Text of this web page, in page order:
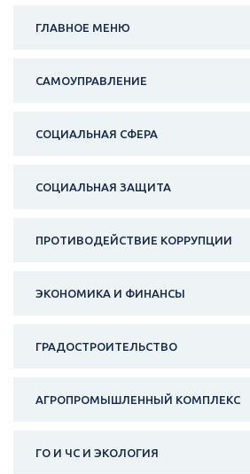
ГЛАВНОЕ МЕНЮ
САМОУПРАВЛЕНИЕ
СОЦИАЛЬНАЯ СФЕРА
СОЦИАЛЬНАЯ ЗАЩИТА
ПРОТИВОДЕЙСТВИЕ КОРРУПЦИИ
ЭКОНОМИКА И ФИНАНСЫ
ГРАДОСТРОИТЕЛЬСТВО
АГРОПРОМЫШЛЕННЫЙ КОМПЛЕКС
ГО И ЧС И ЭКОЛОГИЯ